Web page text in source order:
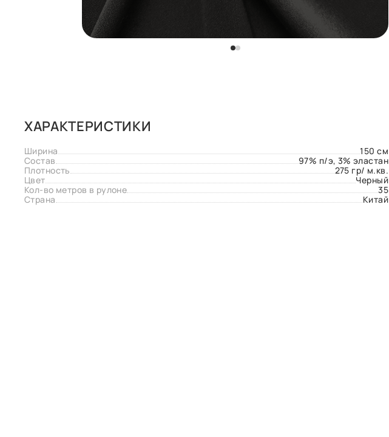
ХАРАКТЕРИСТИКИ
Ширина
150 см
Состав
97% п/э, 3% эластан
Плотность
275 гр/ м.кв.
Цвет
Черный
Кол-во метров в рулоне
35
Страна
Китай